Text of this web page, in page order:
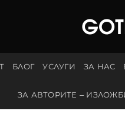
БЛОГ УСЛУГИ ЗА НАС
ЗА АВТОРИТЕ –